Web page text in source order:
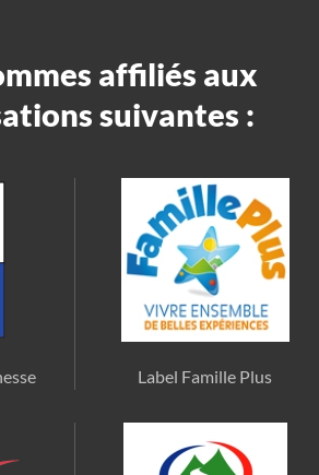
affiliés aux
suivantes :
Label Famille Plus